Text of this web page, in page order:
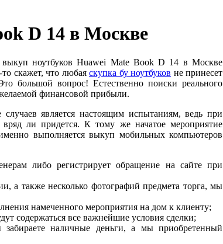
D 14 в Москве
выкуп ноутбуков Huawei Mate Book D 14 в Москве
скажет, что любая скупка бу ноутбуков не принесет
большой вопрос! Естественно поиски реального
финансовой прибыли.
является настоящим испытаниям, ведь при
ли придется. К тому же начатое мероприятие
выполняется выкуп мобильных компьютеров
либо регистрирует обращение на сайте при
а также несколько фотографий предмета торга, мы
намеченного мероприятия на дом к клиенту;
содержаться все важнейшие условия сделки;
наличные деньги, а мы приобретенный